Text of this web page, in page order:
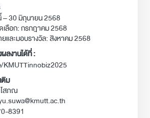
– 30 มิถุนายน 2568
เลือก: กรกฎาคม 2568
และมอบรางวัล: สิงหาคม 2568
ลงานได้ที่ :
ม
สภณ
8391